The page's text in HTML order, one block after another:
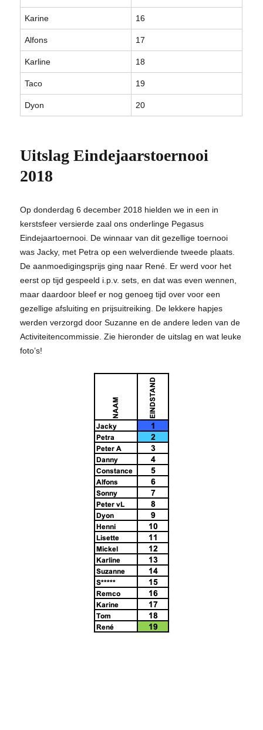
Karine 16
Alfons 17
Karline 18
Taco 19
Dyon 20
Uitslag Eindejaarstoernooi
2018
Op donderdag 6 december 2018 hielden we in een in
kerstsfeer versierde zaal ons onderlinge Pegasus
Eindejaartoernooi. De winnaar van dit gezellige toernooi
was Jacky, met Petra op een welverdiende tweede plaats.
De aanmoedigingsprijs ging naar René. Er werd voor het
eerst op tijd gespeeld i.p.v. sets, en dat was even wennen,
maar daardoor bleef er nog genoeg tijd over voor een
gezellige afsluiting en prijsuitreiking. De lekkere hapjes
werden verzorgd door Suzanne en de andere leden van de
Activiteitencommissie. Zie hieronder de uitslag en wat leuke
foto’s!